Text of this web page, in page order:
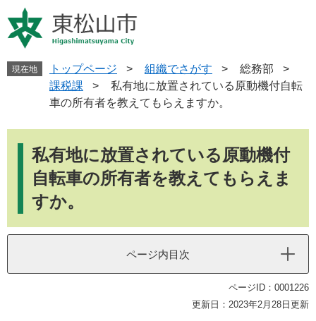
ー
ジ
ニ
ュ
現在地 トップページ > 組織でさがす > 総務部
>
課税課
>
私有地に放置されている原動機付自転
車の所有者を教えてもらえますか。
私有地に放置されている原動機付
自転車の所有者を教えてもらえま
すか。
ページ内目次
ページID：0001226
更新日：2023年2月28日更新